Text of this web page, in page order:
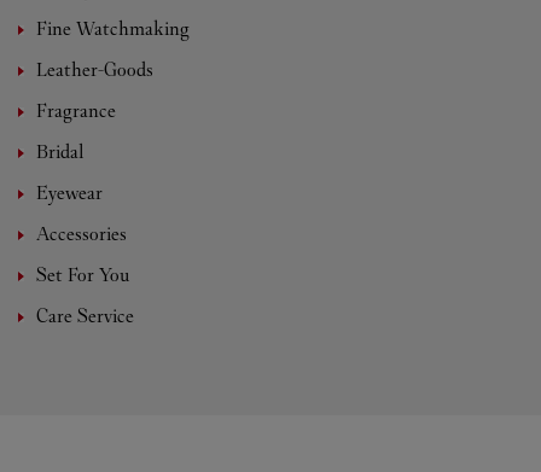
Fine Watchmaking
Leather-Goods
Fragrance
Bridal
Eyewear
Accessories
Set For You
Care Service